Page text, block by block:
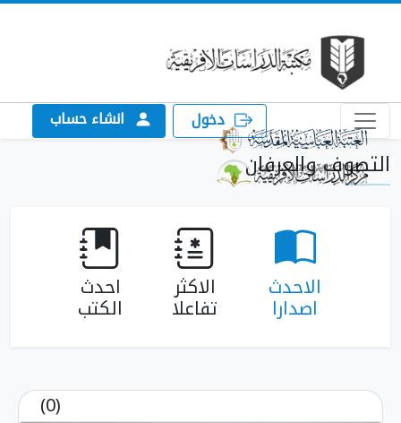
دخول انشاء حساب
التصوف والعرفان
الاحدث
اصدارا
الاكثر
تفاعلا
احدث
الكتب
(0)